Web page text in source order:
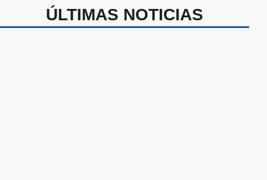
ÚLTIMAS NOTICIAS